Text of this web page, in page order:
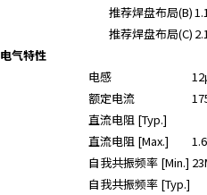
推荐焊盘布局(B)
推荐焊盘布局(C)
电气特性
电感
额定电流
直流电阻 [Typ.]
直流电阻 [Max.]
自我共振频率 [Min.]
自我共振频率 [Typ.]